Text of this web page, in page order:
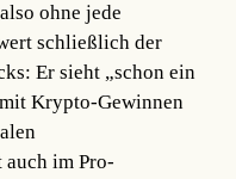
ohne jede
schließlich der
Er sieht „schon ein
Krypto-Gewinnen
im Pro-